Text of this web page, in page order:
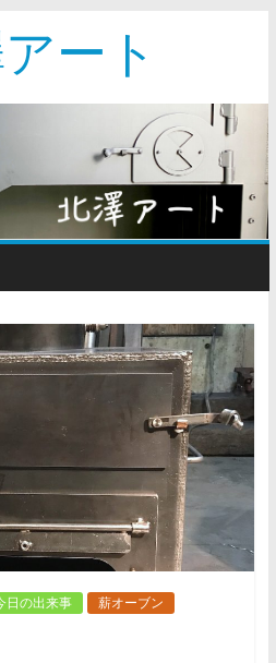
ート
日の出来事 薪オーブン